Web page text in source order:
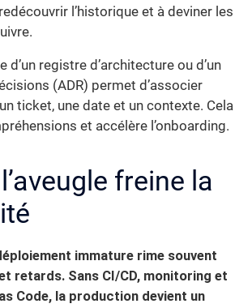
l’historique et à deviner les
d’un registre d’architecture ou d’un
(ADR) permet d’associer
ticket, une date et un contexte. Cela
et accélère l’onboarding.
freine la
immature rime souvent
retards. Sans CI/CD, monitoring et
Code, la production devient un